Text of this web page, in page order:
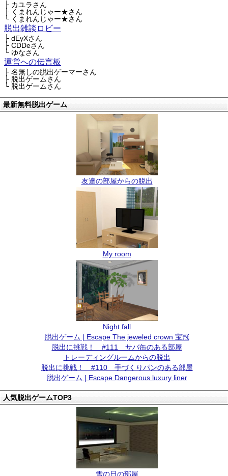
├ カユラさん
├ くまれんじゃー★さん
└ くまれんじゃー★さん
脱出雑談ロビー
├ dEyXさん
├ CDDeさん
└ ゆなさん
運営への伝言板
├ 名無しの脱出ゲーマーさん
├ 脱出ゲームさん
└ 脱出ゲームさん
最新無料脱出ゲーム
友達の部屋からの脱出
My room
Night fall
脱出ゲーム | Escape The jeweled crown 宝冠
脱出に挑戦！ #111 サバ缶のある部屋
トレーディングルームからの脱出
脱出に挑戦！ #110 手づくりパンのある部屋
脱出ゲーム | Escape Dangerous luxury liner
人気脱出ゲームTOP3
雪の日の部屋